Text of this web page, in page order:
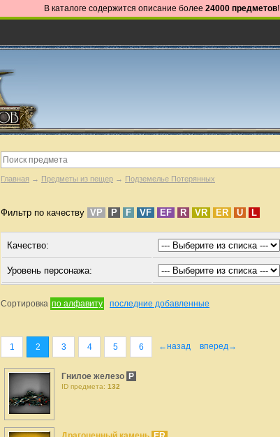
В каталоге содержится описание более 24000 предметов!
Главная → Предметы из пещер → Подземелье Потерянных
Фильтр по качеству VP P F VF EF R VR ER U L
Качество:
Уровень персонажа:
Сортировка по алфавиту последние добавленные
1 2 3 4 5 6 ←назад вперед→
Гнилое железо P
ID предмета: 132